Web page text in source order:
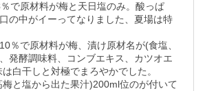
で原材料が梅と天日塩のみ。酸っぱ
の中がイーってなりました、夏場は特
％で原材料が梅、漬け原材名が(食塩、
発酵調味料、コンブエキス、カツオエ
白干しと対極でまろやかでした。
と塩から出た果汁)200ml位のが付いて